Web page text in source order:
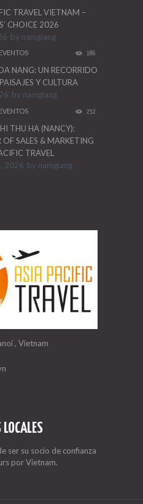
TRAVEL VIETNAM –
CHOICE 2026
by namgiang
186
NANG: UN RECORRIDO
Y CULTURA
by namgiang
252
THU HA (NANCY):
OF SALES & MARKETING
TRAVEL
2026 by namgiang
, Vietnam
ser su socio de confianza
por Vietnam.